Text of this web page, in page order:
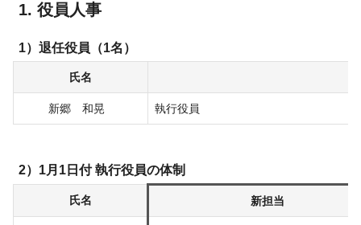
役員人事
退任役員（1名）
氏名
新郷 和晃 執行役員
1月1日付 執行役員の体制
氏名 新担当